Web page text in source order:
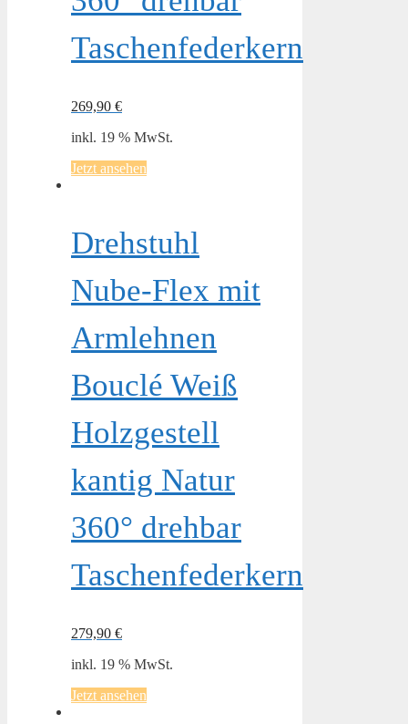
Taschenfederkern
269,90 €
inkl. 19 % MwSt.
Jetzt ansehen
Drehstuhl
Nube-Flex mit
Armlehnen
Bouclé Weiß
Holzgestell
kantig Natur
360° drehbar
Taschenfederkern
279,90 €
inkl. 19 % MwSt.
Jetzt ansehen